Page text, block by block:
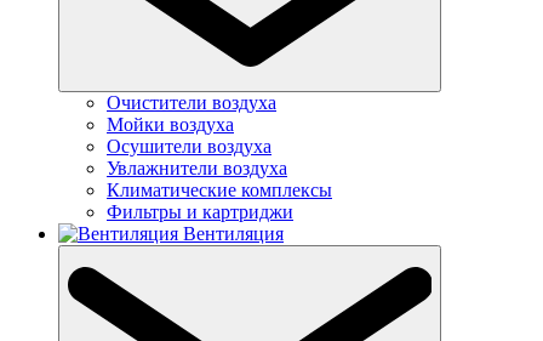
Очистители воздуха
Мойки воздуха
Осушители воздуха
Увлажнители воздуха
Климатические комплексы
Фильтры и картриджи
Вентиляция